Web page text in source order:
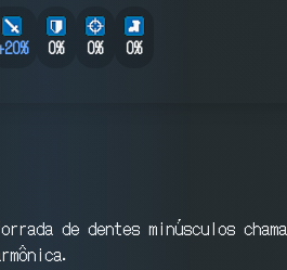
20% 0% 0% 0%
de dentes minúsculos